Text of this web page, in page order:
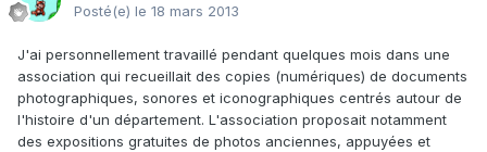
Posté(e) le 18 mars 2013
J'ai personnellement travaillé pendant quelques mois dans une
association qui recueillait des copies (numériques) de documents
photographiques, sonores et iconographiques centrés autour de
l'histoire d'un département. L'association proposait notamment
des expositions gratuites de photos anciennes, appuyées et